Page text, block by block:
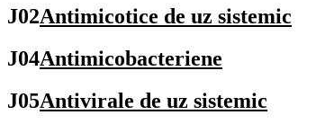
J02Antimicotice de uz sistemic
J04Antimicobacteriene
J05Antivirale de uz sistemic